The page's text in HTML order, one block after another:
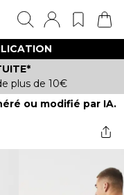
plus de 10€
ou modifié par IA.